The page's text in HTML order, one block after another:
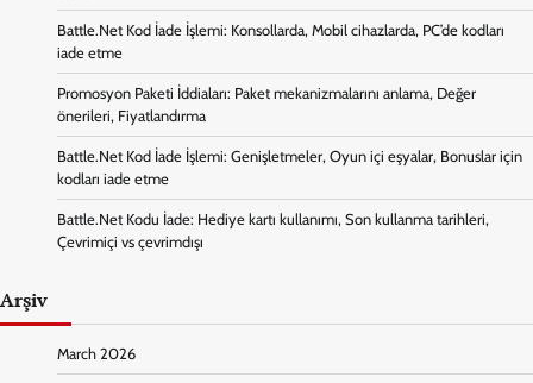
Battle.Net Kod İade İşlemi: Konsollarda, Mobil cihazlarda, PC’de kodları
iade etme
Promosyon Paketi İddiaları: Paket mekanizmalarını anlama, Değer
önerileri, Fiyatlandırma
Battle.Net Kod İade İşlemi: Genişletmeler, Oyun içi eşyalar, Bonuslar için
kodları iade etme
Battle.Net Kodu İade: Hediye kartı kullanımı, Son kullanma tarihleri,
Çevrimiçi vs çevrimdışı
Arşiv
March 2026